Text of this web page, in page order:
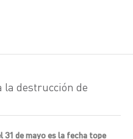
la destrucción de
31 de mayo es la fecha tope